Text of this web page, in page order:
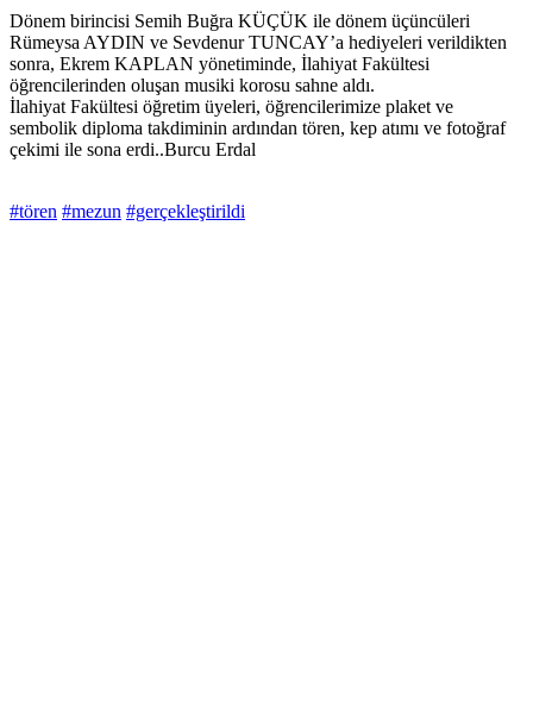
Dönem birincisi Semih Buğra KÜÇÜK ile dönem üçüncüleri
Rümeysa AYDIN ve Sevdenur TUNCAY’a hediyeleri verildikten
sonra, Ekrem KAPLAN yönetiminde, İlahiyat Fakültesi
öğrencilerinden oluşan musiki korosu sahne aldı.
İlahiyat Fakültesi öğretim üyeleri, öğrencilerimize plaket ve
sembolik diploma takdiminin ardından tören, kep atımı ve fotoğraf
çekimi ile sona erdi..Burcu Erdal
#tören #mezun #gerçekleştirildi